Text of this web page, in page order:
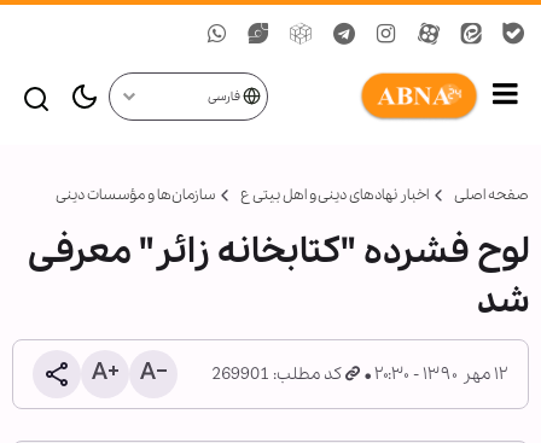
فارسی
صفحه اصلی اخبار نهادهای دینی و اهل بیتی ع سازمان‌ها و مؤسسات دینی
لوح فشرده "کتابخانه زائر" معرفی
شد
۱۲ مهر ۱۳۹۰ - ۲۰:۳۰ کد مطلب: 269901